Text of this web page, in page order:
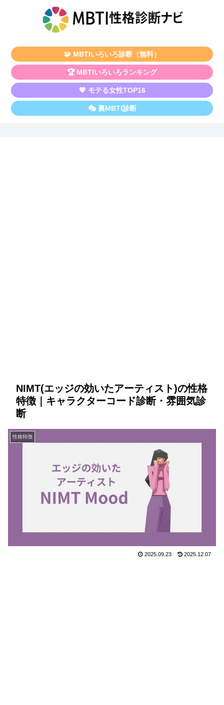
🧩 MBTIいろいろ診断（無料）
🏆 MBTIいろいろランキング
💖 モテる女性TOP16
🎭 裏MBTI診断
NIMT(エッジの効いたアーティスト)の性格
特徴｜キャラクターコード診断・雰囲気診
断
性格特徴
2025.09.23 2025.12.07